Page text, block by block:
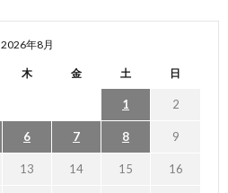
2026年8月
木 金 土 日
1 2
6 7 8 9
13 14 15 16